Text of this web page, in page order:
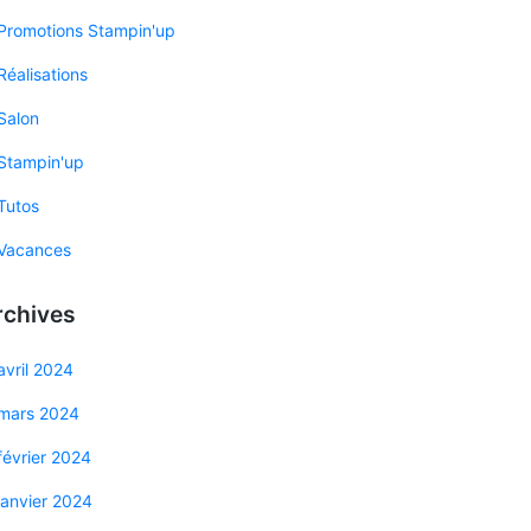
Stampin'up
2024
2024
2024
2024